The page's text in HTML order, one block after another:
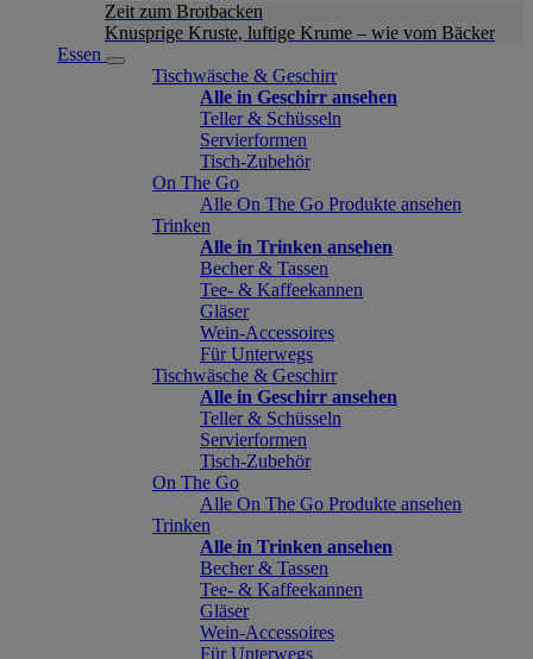
Zeit zum Brotbacken
Knusprige Kruste, luftige Krume – wie vom Bäcker
Essen
Tischwäsche & Geschirr
Alle in Geschirr ansehen
Teller & Schüsseln
Servierformen
Tisch-Zubehör
On The Go
Alle On The Go Produkte ansehen
Trinken
Alle in Trinken ansehen
Becher & Tassen
Tee- & Kaffeekannen
Gläser
Wein-Accessoires
Für Unterwegs
Tischwäsche & Geschirr
Alle in Geschirr ansehen
Teller & Schüsseln
Servierformen
Tisch-Zubehör
On The Go
Alle On The Go Produkte ansehen
Trinken
Alle in Trinken ansehen
Becher & Tassen
Tee- & Kaffeekannen
Gläser
Wein-Accessoires
Für Unterwegs